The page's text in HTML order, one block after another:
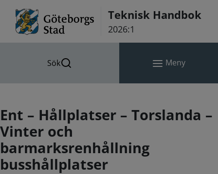
Teknisk Handbok
2026:1
Sök Meny
Ent – Hållplatser – Torslanda –
Vinter och
barmarksrenhållning
busshållplatser